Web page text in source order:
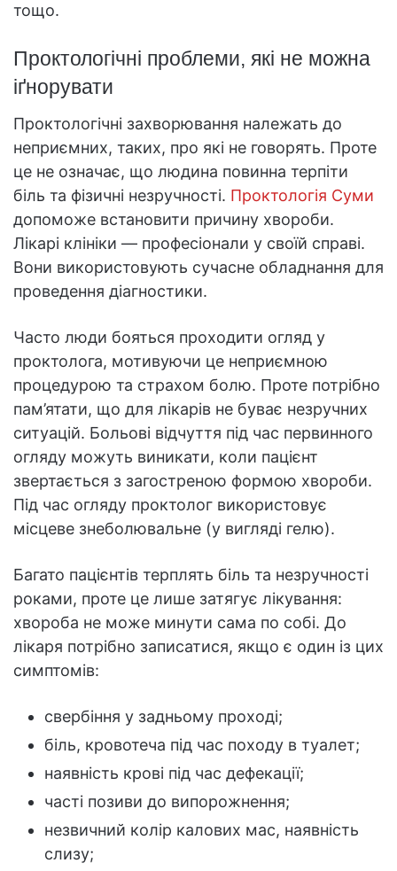
тощо.
Проктологічні проблеми, які не можна
іґнорувати
Проктологічні захворювання належать до
неприємних, таких, про які не говорять. Проте
це не означає, що людина повинна терпіти
біль та фізичні незручності. Проктологія Суми
допоможе встановити причину хвороби.
Лікарі клініки — професіонали у своїй справі.
Вони використовують сучасне обладнання для
проведення діагностики.
Часто люди бояться проходити огляд у
проктолога, мотивуючи це неприємною
процедурою та страхом болю. Проте потрібно
пам’ятати, що для лікарів не буває незручних
ситуацій. Больові відчуття під час первинного
огляду можуть виникати, коли пацієнт
звертається з загостреною формою хвороби.
Під час огляду проктолог використовує
місцеве знеболювальне (у вигляді гелю).
Багато пацієнтів терплять біль та незручності
роками, проте це лише затягує лікування:
хвороба не може минути сама по собі. До
лікаря потрібно записатися, якщо є один із цих
симптомів:
свербіння у задньому проході;
біль, кровотеча під час походу в туалет;
наявність крові під час дефекації;
часті позиви до випорожнення;
незвичний колір калових мас, наявність
слизу;